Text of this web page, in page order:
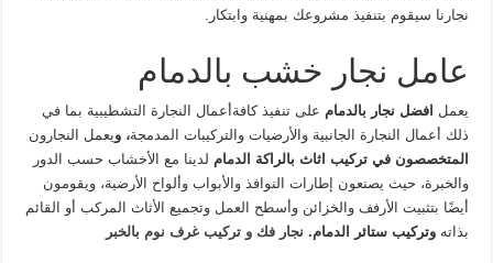
نجارنا سيقوم بتنفيذ مشروعك بمهنية وابتكار.
عامل نجار خشب بالدمام
يعمل افضل نجار بالدمام على تنفيذ كافةأعمال النجارة التشطيبية بما في
ذلك أعمال النجارة الجانبية والأرضيات والتركيبات المدمجة، ويعمل النجارون
المتخصصون في تركيب اثاث بالراكة الدمام لدينا مع الأخشاب حسب الدور
والخبرة، حيث يصنعون إطارات النوافذ والأبواب وألواح الأرضية، ويقومون
أيضًا بتثبيت الأرفف والخزائن وأسطح العمل وتجميع الأثاث المركب أو القائم
بذاته وتركيب ستائر الدمام. نجار فك و تركيب غرف نوم بالخبر